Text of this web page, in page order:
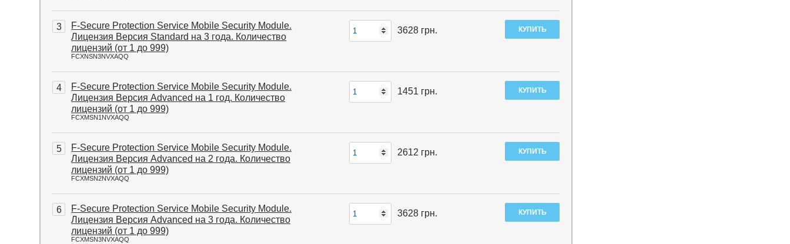
3
F-Secure Protection Service Mobile Security Module.
Лицензия Версия Standard на 3 года. Количество
лицензий (от 1 до 999)
FCXNSN3NVXAQQ
3628грн.
4
F-Secure Protection Service Mobile Security Module.
Лицензия Версия Advanced на 1 год. Количество
лицензий (от 1 до 999)
FCXMSN1NVXAQQ
1451грн.
5
F-Secure Protection Service Mobile Security Module.
Лицензия Версия Advanced на 2 года. Количество
лицензий (от 1 до 999)
FCXMSN2NVXAQQ
2612 грн.
6
F-Secure Protection Service Mobile Security Module.
Лицензия Версия Advanced на 3 года. Количество
лицензий (от 1 до 999)
FCXMSN3NVXAQQ
3628грн.